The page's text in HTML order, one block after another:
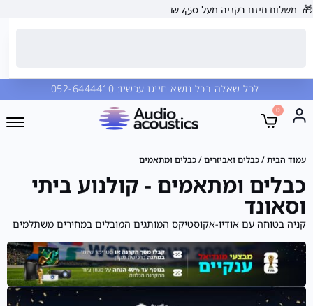
🎁 משלוח חינם בקניה מעל 450 ₪
לכל שאלה בכל נושא חייגו עכשיו:
0
עמוד הבית/כבלים ואביזרים/ כבלים ומתאמים
כבלים ומתאמים - קולנוע ביתי
וסאונד
קניה בטוחה עם אודיו-אקוסטיקס המותגים המובלים במחירים משתלמים